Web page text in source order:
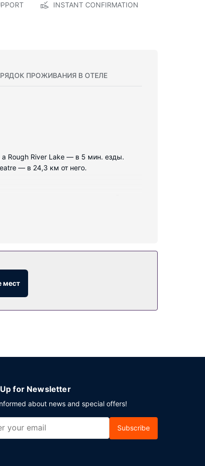
INSTANT CONFIRMATION
ПРОЖИВАНИЯ В ОТЕЛЕ
Rough River Lake — в 5 мин. езды.
— в 24,3 км от него.
мест
for Newsletter
about news and special offers!
Subscribe